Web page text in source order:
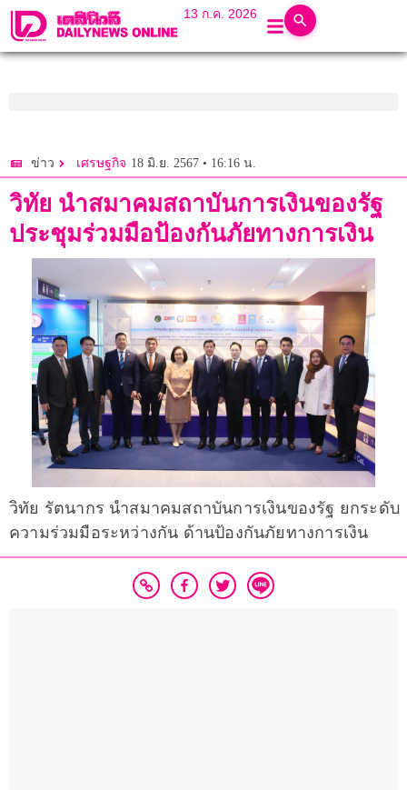
13 ก.ค. 2026
ข่าว เศรษฐกิจ 18 มิ.ย. 2567 • 16:16 น.
วิทัย นำสมาคมสถาบันการเงินของรัฐ
ประชุมร่วมมือป้องกันภัยทางการเงิน
วิทัย รัตนากร นำสมาคมสถาบันการเงินของรัฐ ยกระดับ
ความร่วมมือระหว่างกัน ด้านป้องกันภัยทางการเงิน